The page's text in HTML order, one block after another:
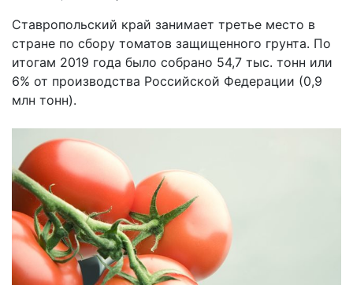
Ставропольский край занимает третье место в
стране по сбору томатов защищенного грунта. По
итогам 2019 года было собрано 54,7 тыс. тонн или
6% от производства Российской Федерации (0,9
млн тонн).